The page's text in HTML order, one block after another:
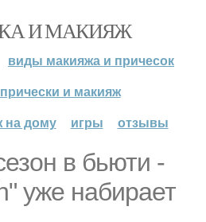
И МАКИЯЖ
виды макияжа и причесок
и макияж
на дому
игры отзывы
в бьюти -
уже набирает